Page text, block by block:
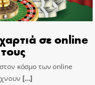
σε online
κόσμο των online
[…]